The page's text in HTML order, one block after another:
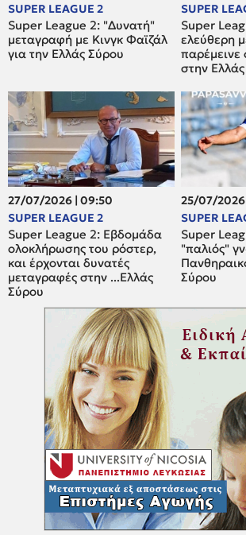
SUPER LEAGUE 2
Super League 2: "Δυνατή"
μεταγραφή με Κινγκ Φαϊζάλ
για την Ελλάς Σύρου
SUPER
Super
ελεύθερη
στην
27/07/2026 | 09:50
SUPER LEAGUE 2
Super League 2: Εβδομάδα
ολοκλήρωσης του ρόστερ,
και έρχονται δυνατές
μεταγραφές στην ...Ελλάς
Σύρου
25/07/
SUPER
Super
"παλιός"
Σύρου